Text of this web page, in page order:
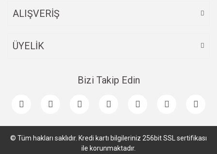
ALIŞVERİŞ
ÜYELİK
Bizi Takip Edin
© Tüm hakları saklıdır. Kredi kartı bilgileriniz 256bit SSL sertifikası
ile korunmaktadır.